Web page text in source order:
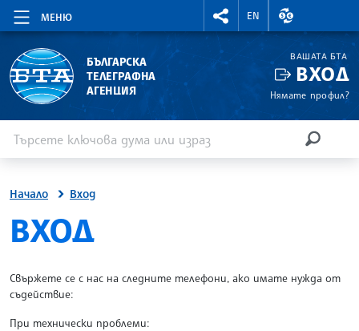
МЕНЮ
RIGHTMENU.SOCIAL
EN
ВАЛУТНИ
БЪЛГАРСКА
ТЕЛЕГРАФНА
АГЕНЦИЯ
ВАШАТА БТА
ВХОД
Нямате профил?
Начало Вход
SITE.BTA
ВХОД
Свържете се с нас на следните телефони, ако имате нужда от
съдействие:
При технически проблеми: